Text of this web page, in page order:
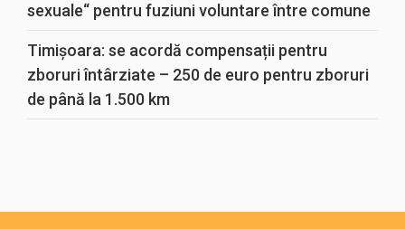
sexuale“ pentru fuziuni voluntare între comune
Timișoara: se acordă compensații pentru
zboruri întârziate – 250 de euro pentru zboruri
de până la 1.500 km